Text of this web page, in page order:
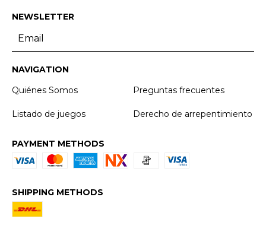
NEWSLETTER
NAVIGATION
Quiénes Somos
Preguntas frecuentes
Listado de juegos Derecho de arrepentimiento
PAYMENT METHODS
SHIPPING METHODS